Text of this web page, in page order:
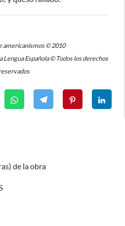
americanismos © 2010
Lengua Española © Todos los derechos
de la obra